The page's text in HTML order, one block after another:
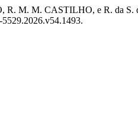
R. M. M. CASTILHO, e R. da